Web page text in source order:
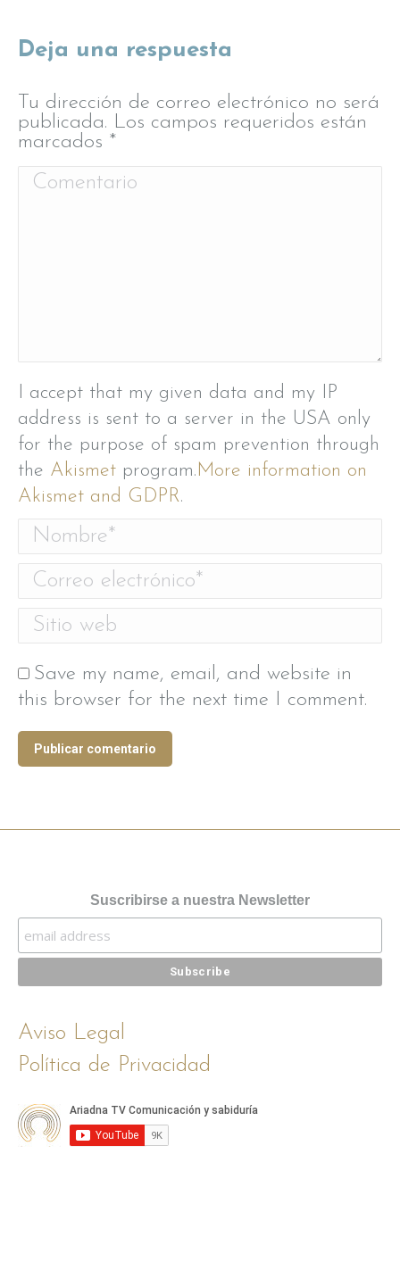
Deja una respuesta
Tu dirección de correo electrónico no será
publicada. Los campos requeridos están
marcados *
Comentario
I accept that my given data and my IP
address is sent to a server in the USA only
for the purpose of spam prevention through
the Akismet program.More information on
Akismet and GDPR.
Nombre *
Correo electrónico *
Sitio web
Save my name, email, and website in
this browser for the next time I comment.
Publicar comentario
Suscribirse a nuestra Newsletter
Aviso Legal
Política de Privacidad